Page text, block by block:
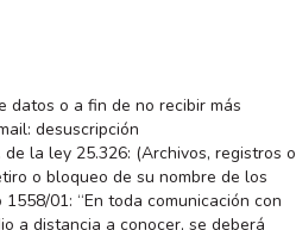
o a fin de no recibir más
desuscripción
la ley 25.326: (Archivos, registros o
o bloqueo de su nombre de los
01: “En toda comunicación con
a distancia a conocer, se deberá